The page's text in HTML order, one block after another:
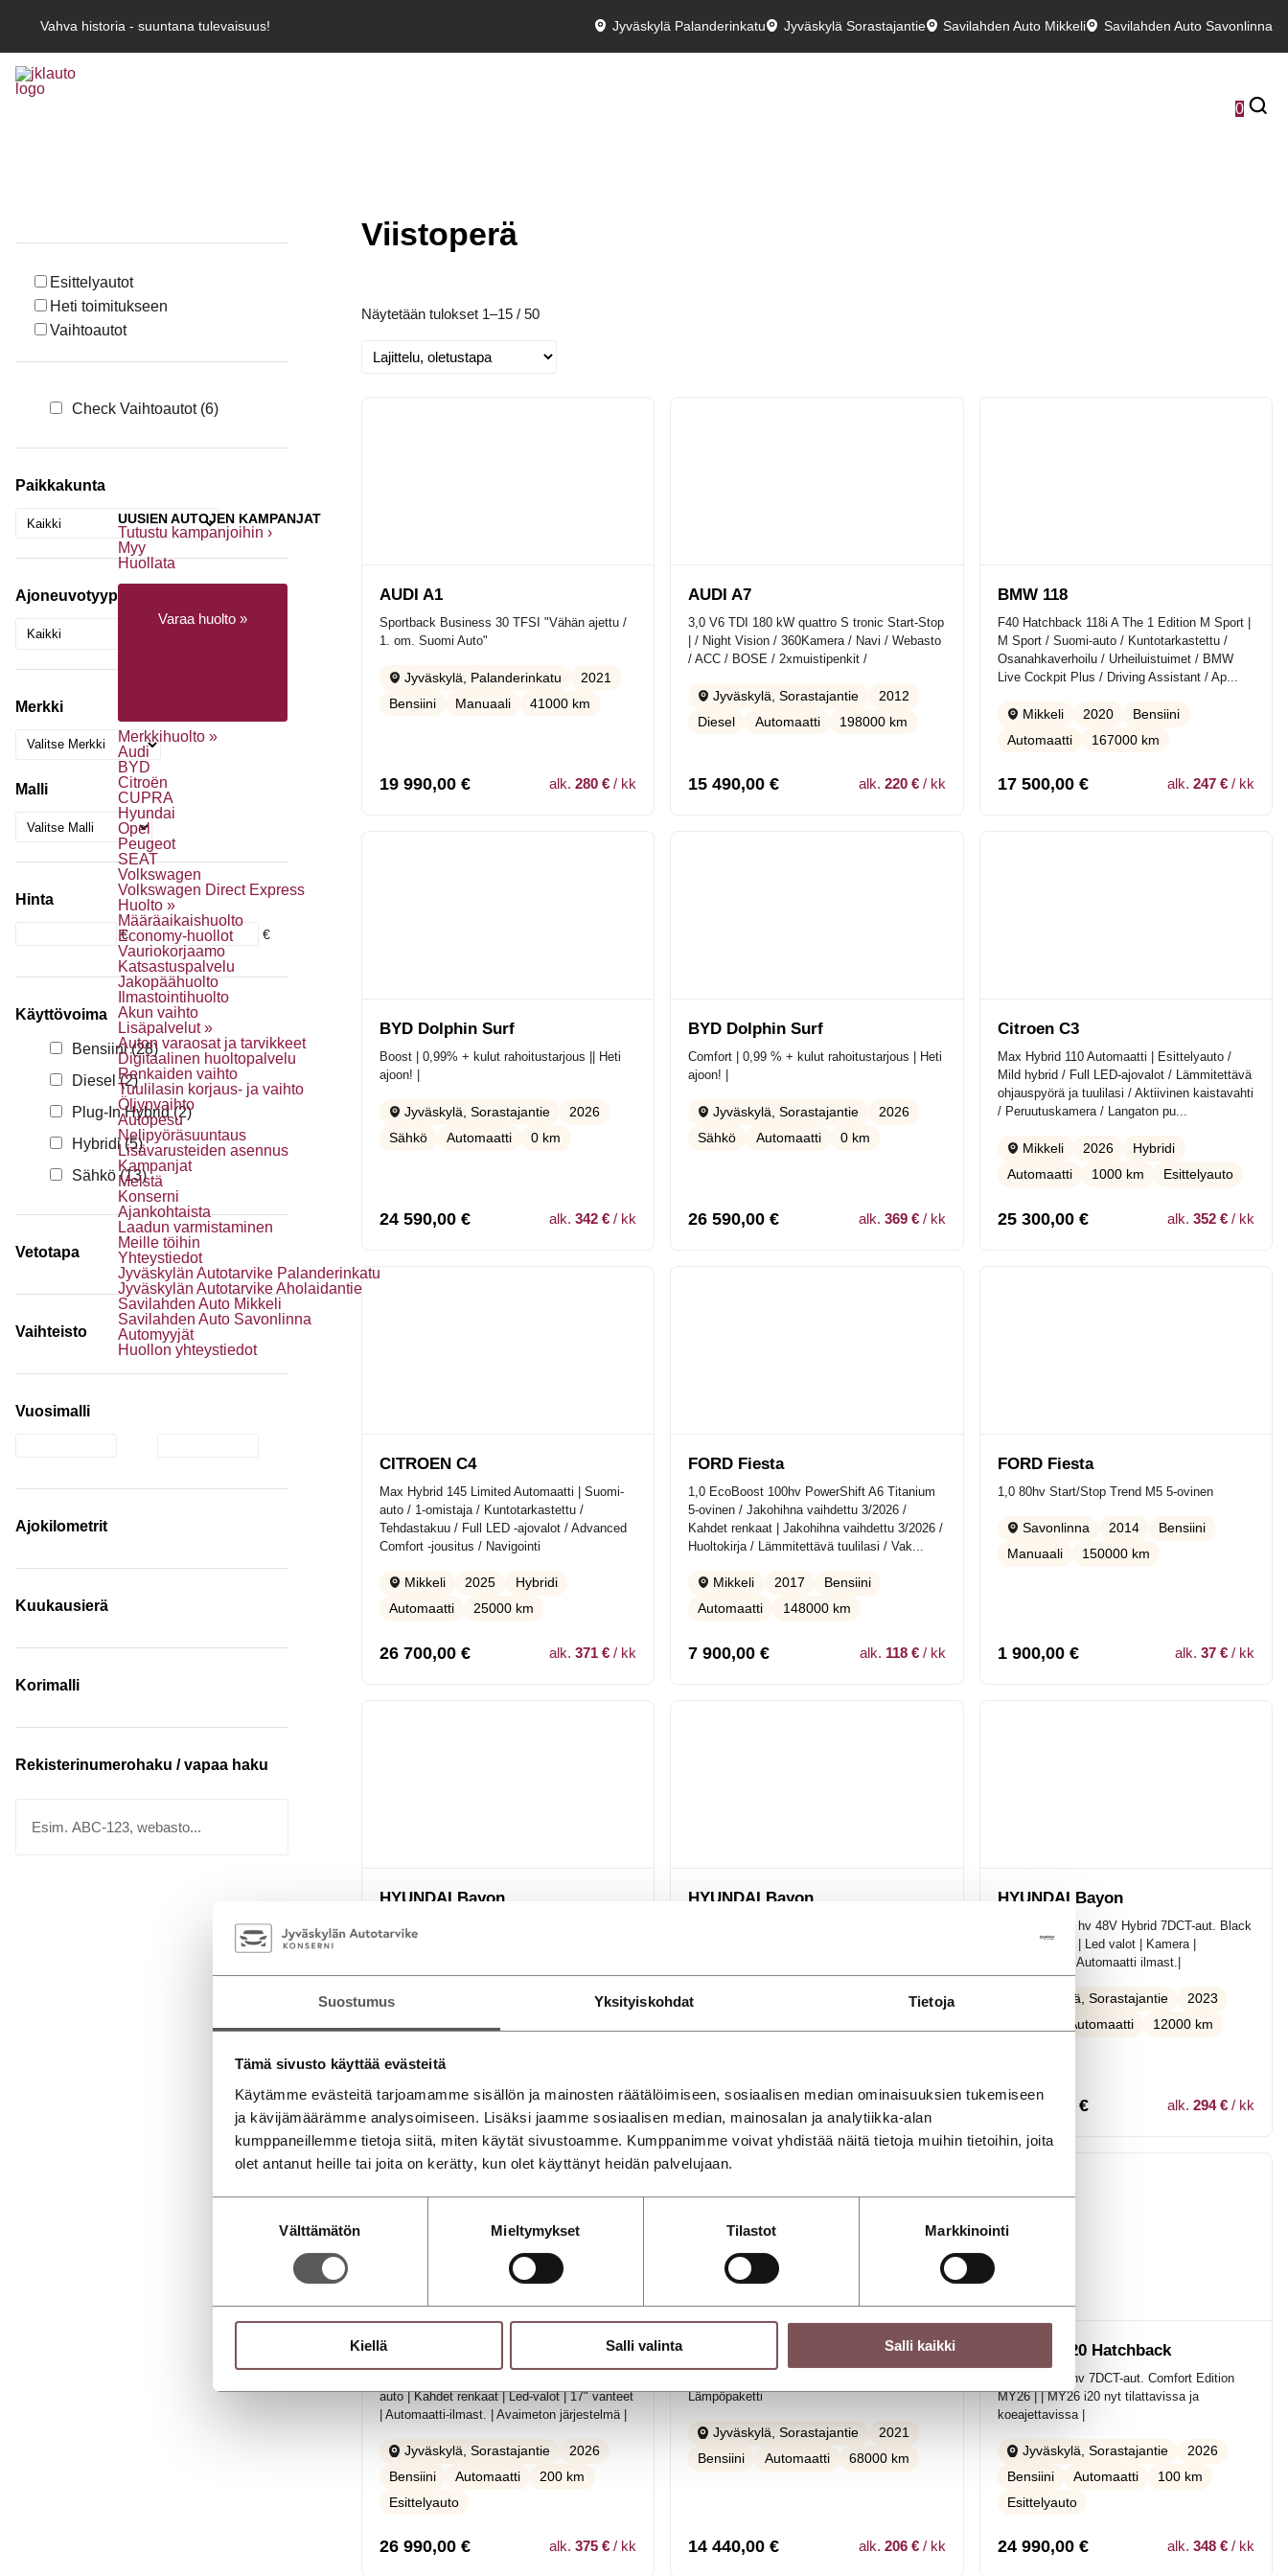
Suostumus Yksityiskohdat Tietoja
Tämä sivusto käyttää evästeitä
Käytämme evästeitä tarjoamamme sisällön ja mainosten räätälöimiseen, sosiaalisen median ominaisuuksien tukemiseen
ja kävijämäärämme analysoimiseen. Lisäksi jaamme sosiaalisen median, mainosalan ja analytiikka-alan
kumppaneillemme tietoja siitä, miten käytät sivustoamme. Kumppanimme voivat yhdistää näitä tietoja muihin tietoihin, joita
olet antanut heille tai joita on kerätty, kun olet käyttänyt heidän palvelujaan.
Välttämätön Mieltymykset Tilastot Markkinointi
Kiellä Salli valinta Salli kaikki
Vahva historia - suuntana tulevaisuus! Jyväskylä Palanderinkatu Jyväskylä Sorastajantie Savilahden Auto Mikkeli Savilahden Auto Savonlinna
UUSIEN AUTOJEN KAMPANJAT
Tutustu kampanjoihin ›
Myy
Huollata
Varaa huolto »
Merkkihuolto »
Audi
BYD
Citroën
CUPRA
Hyundai
Opel
Peugeot
SEAT
Volkswagen
Volkswagen Direct Express
Huolto »
Määräaikaishuolto
Economy-huollot
Vauriokorjaamo
Katsastuspalvelu
Jakopäähuolto
Ilmastointihuolto
Akun vaihto
Lisäpalvelut »
Auton varaosat ja tarvikkeet
Digitaalinen huoltopalvelu
Renkaiden vaihto
Tuulilasin korjaus- ja vaihto
Öljynvaihto
Autopesu
Nelipyöräsuuntaus
Lisävarusteiden asennus
Kampanjat
Meistä
Konserni
Ajankohtaista
Laadun varmistaminen
Meille töihin
Yhteystiedot
Jyväskylän Autotarvike Palanderinkatu
Jyväskylän Autotarvike Aholaidantie
Savilahden Auto Mikkeli
Savilahden Auto Savonlinna
Automyyjät
Huollon yhteystiedot
0
Esittelyautot
Heti toimitukseen
Vaihtoautot
Check Vaihtoautot(6)
Paikkakunta
Ajoneuvotyyppi
Merkki
Malli
Hinta
€ €
Käyttövoima
Bensiini(28)
Diesel (2)
Plug-In Hybrid(2)
Hybridi (5)
Sähkö(13)
Vetotapa
Vaihteisto
Vuosimalli
Ajokilometrit
Kuukausierä
Korimalli
Rekisterinumerohaku / vapaa haku
Viistoperä
Näytetään tulokset 1–15 / 50
AUDI A1
Sportback Business 30 TFSI "Vähän ajettu /
1. om. Suomi Auto"
Jyväskylä, Palanderinkatu
2021
Bensiini
Manuaali 41000 km
19 990,00 € alk.280 € / kk
AUDI A7
3,0 V6 TDI 180 kW quattro S tronic Start-Stop
| / Night Vision / 360Kamera / Navi / Webasto
/ ACC / BOSE / 2xmuistipenkit /
Jyväskylä, Sorastajantie
2012
Diesel
Automaatti 198000 km
15 490,00€ alk. 220 €/ kk
BMW 118
F40 Hatchback 118i A The 1 Edition M Sport |
M Sport / Suomi-auto / Kuntotarkastettu /
Osanahkaverhoilu / Urheiluistuimet / BMW
Live Cockpit Plus / Driving Assistant / Ap...
Mikkeli 2020
Bensiini
Automaatti
167000 km
17 500,00 € alk. 247 € / kk
BYD Dolphin Surf
Boost | 0,99% + kulut rahoitustarjous || Heti
ajoon! |
Jyväskylä, Sorastajantie
2026
Sähkö
Automaatti 0 km
24 590,00 € alk.342 € / kk
BYD Dolphin Surf
Comfort | 0,99 % + kulut rahoitustarjous | Heti
ajoon! |
Jyväskylä, Sorastajantie
2026
Sähkö
Automaatti 0 km
26 590,00€ alk. 369 €/ kk
Citroen C3
Max Hybrid 110 Automaatti | Esittelyauto /
Mild hybrid / Full LED-ajovalot / Lämmitettävä
ohjauspyörä ja tuulilasi / Aktiivinen kaistavahti
/ Peruutuskamera / Langaton pu...
Mikkeli 2026
Hybridi
Automaatti
1000 km Esittelyauto
25 300,00 € alk. 352 € / kk
CITROEN C4
Max Hybrid 145 Limited Automaatti | Suomi-
auto / 1-omistaja / Kuntotarkastettu /
Tehdastakuu / Full LED -ajovalot / Advanced
Comfort -jousitus / Navigointi
Mikkeli 2025
Hybridi
Automaatti
25000 km
26 700,00 € alk.371 € / kk
FORD Fiesta
1,0 EcoBoost 100hv PowerShift A6 Titanium
5-ovinen / Jakohihna vaihdettu 3/2026 /
Kahdet renkaat | Jakohihna vaihdettu 3/2026 /
Huoltokirja / Lämmitettävä tuulilasi / Vak...
Mikkeli 2017
Bensiini
Automaatti
148000 km
7 900,00€ alk. 118 €/ kk
FORD Fiesta
1,0 80hv Start/Stop Trend M5 5-ovinen
Savonlinna 2014
Bensiini
Manuaali
150000 km
1 900,00 € alk. 37 € / kk
HYUNDAI Bayon
1.0 T-GDi 100 hv 48V Hybrid 7DCT-aut. Black
2024
19 640,00€ alk.276 €/ kk
HYUNDAI Bayon
Älypuhelimenintegrointi / Kahdet renkaat /
Musta katto / Lämpöratti /...
Mikkeli 2021
Bensiini
17 800,00€ alk.251 €/ kk
HYUNDAI Bayon
1.0 T-GDi 100 hv 48V Hybrid 7DCT-aut. Black
| | Suomi-auto | Led valot | Kamera |
Lämmittimet | Automaatti ilmast.|
Jyväskylä, Sorastajantie
2023
Automaatti 12000 km
20 990,00 € alk. 294 € / kk
Hyundai BAYON Cross
auto | Kahdet renkaat | Led-valot | 17" vanteet
| Automaatti-ilmast. | Avaimeton järjestelmä |
Jyväskylä, Sorastajantie
2026
Bensiini
Automaatti
200 km
Esittelyauto
26 990,00 € alk.375 € / kk
Lämpöpaketti
Jyväskylä, Sorastajantie
2021
Bensiini
Automaatti 68000 km
14 440,00€ alk. 206 €/ kk
Hyundai i20 Hatchback
1.0 T-GDi 90 hv 7DCT-aut. Comfort Edition
MY26 | | MY26 i20 nyt tilattavissa ja
koeajettavissa |
Jyväskylä, Sorastajantie
2026
Bensiini
Automaatti
100 km
Esittelyauto
24 990,00 € alk. 348 € / kk